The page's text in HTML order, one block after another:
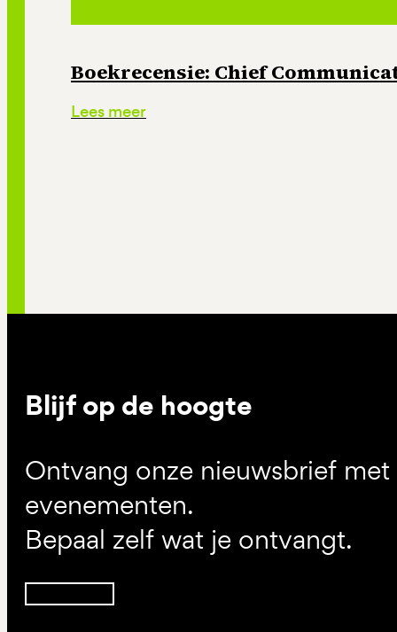
Boekrecensie: Chief
Lees meer
Blijf op de hoogte
Ontvang onze nieuwsbrief
evenementen.
Bepaal zelf wat je ontvangt.